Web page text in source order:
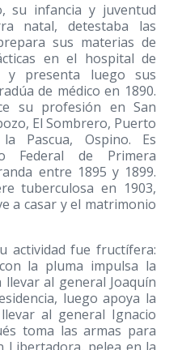
su infancia y juventud
natal, detestaba las
sus materias de
en el hospital de
y presenta luego sus
de médico en 1890.
su profesión en San
El Sombrero, Puerto
Pascua, Ospino. Es
Federal de Primera
entre 1895 y 1899.
tuberculosa en 1903,
a casar y el matrimonio
actividad fue fructífera:
la pluma impulsa la
al general Joaquín
luego apoya la
al general Ignacio
toma las armas para